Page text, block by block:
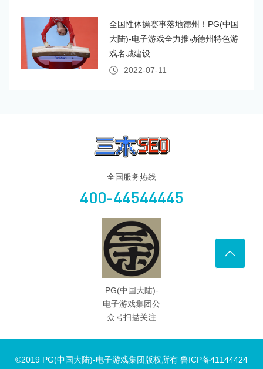
全国性体操赛事落地德州！PG(中国
大陆)-电子游戏全力推动德州特色游
戏名城建设
2022-07-11
全国服务热线
400-44544445
PG(中国大陆)-
电子游戏集团公
众号扫描关注
©2019 PG(中国大陆)-电子游戏集团版权所有 鲁ICP备41144424